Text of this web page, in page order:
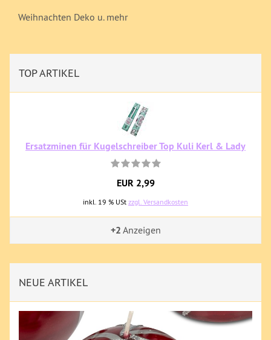
Weihnachten Deko u. mehr
TOP ARTIKEL
Ersatzminen für Kugelschreiber Top Kuli Kerl & Lady
EUR 2,99
inkl. 19 % USt zzgl. Versandkosten
+2 Anzeigen
NEUE ARTIKEL